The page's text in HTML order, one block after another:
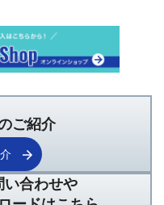
ご紹介
い合わせや